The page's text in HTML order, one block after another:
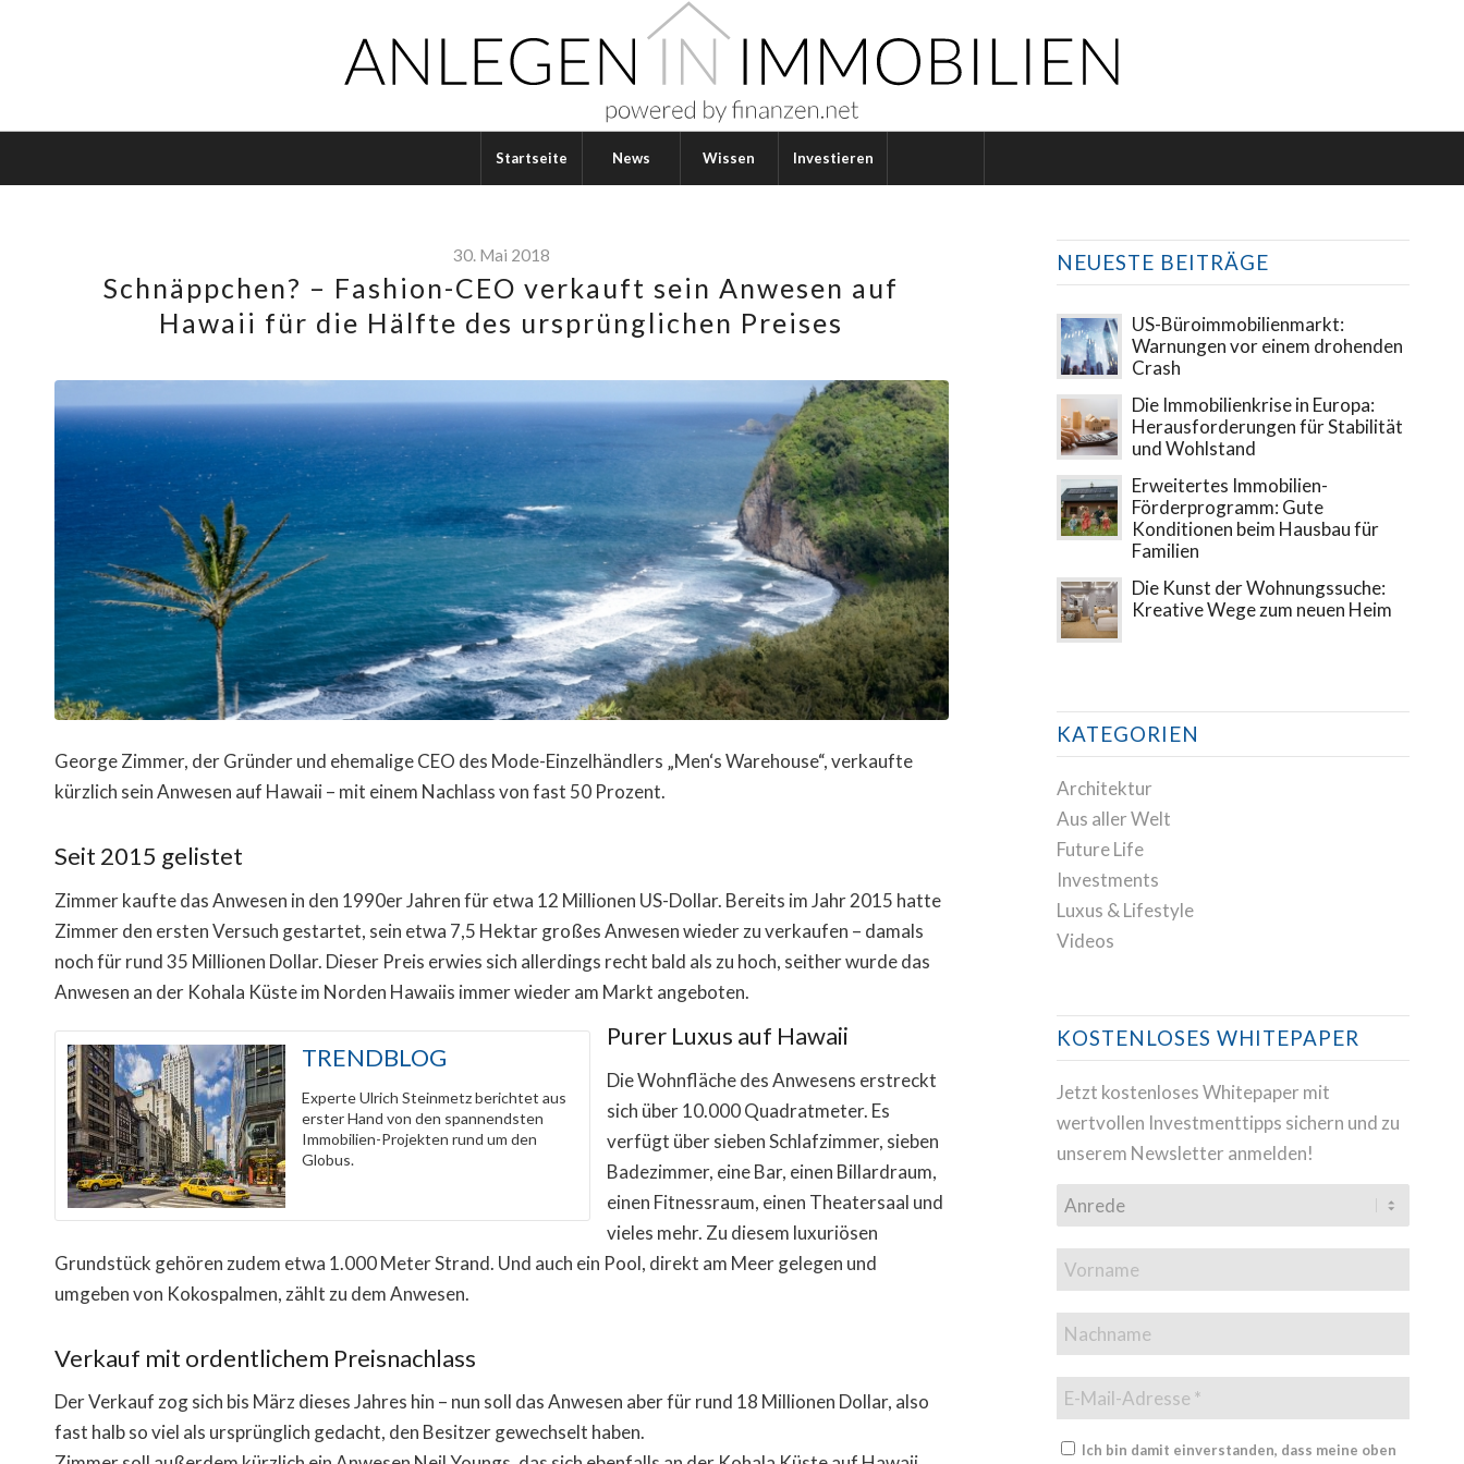
Startseite News Wissen Investieren
30. Mai 2018
Schnäppchen? – Fashion-CEO verkauft sein Anwesen auf
Hawaii für die Hälfte des ursprünglichen Preises
George Zimmer, der Gründer und ehemalige CEO des Mode-Einzelhändlers „Men‘s Warehouse“, verkaufte
kürzlich sein Anwesen auf Hawaii – mit einem Nachlass von fast 50 Prozent.
Seit 2015 gelistet
Zimmer kaufte das Anwesen in den 1990er Jahren für etwa 12 Millionen US-Dollar. Bereits im Jahr 2015 hatte
Zimmer den ersten Versuch gestartet, sein etwa 7,5 Hektar großes Anwesen wieder zu verkaufen – damals
noch für rund 35 Millionen Dollar. Dieser Preis erwies sich allerdings recht bald als zu hoch, seither wurde das
Anwesen an der Kohala Küste im Norden Hawaiis immer wieder am Markt angeboten.
TRENDBLOG
Experte Ulrich Steinmetz berichtet aus
erster Hand von den spannendsten
Immobilien-Projekten rund um den
Globus.
Purer Luxus auf Hawaii
Die Wohnfläche des Anwesens erstreckt
sich über 10.000 Quadratmeter. Es
verfügt über sieben Schlafzimmer, sieben
Badezimmer, eine Bar, einen Billardraum,
einen Fitnessraum, einen Theatersaal und
vieles mehr. Zu diesem luxuriösen
Grundstück gehören zudem etwa 1.000 Meter Strand. Und auch ein Pool, direkt am Meer gelegen und
umgeben von Kokospalmen, zählt zu dem Anwesen.
Verkauf mit ordentlichem Preisnachlass
Der Verkauf zog sich bis März dieses Jahres hin – nun soll das Anwesen aber für rund 18 Millionen Dollar, also
fast halb so viel als ursprünglich gedacht, den Besitzer gewechselt haben.
NEUESTE BEITRÄGE
US-Büroimmobilienmarkt:
Warnungen vor einem drohenden
Crash
Die Immobilienkrise in Europa:
Herausforderungen für Stabilität
und Wohlstand
Erweitertes Immobilien-
Förderprogramm: Gute
Konditionen beim Hausbau für
Familien
Die Kunst der Wohnungssuche:
Kreative Wege zum neuen Heim
KATEGORIEN
Architektur
Aus aller Welt
Future Life
Investments
Luxus & Lifestyle
Videos
KOSTENLOSES WHITEPAPER
Jetzt kostenloses Whitepaper mit
wertvollen Investmenttipps sichern und zu
unserem Newsletter anmelden!
Ich bin damit einverstanden, dass meine oben